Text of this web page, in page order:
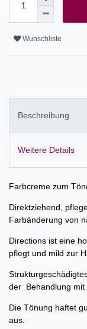
Wunschliste
Beschreibung
Weitere Details
Farbcreme zum
Direktziehend,
Farbänderung von
Directions ist eine
pflegt und mild zur
der Behandlung mit
Die Tönung haftet
aus.